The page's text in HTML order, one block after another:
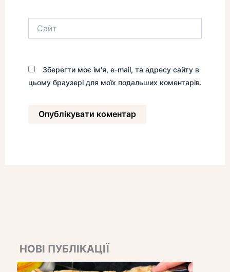
Зберегти моє ім'я, e-mail, та адресу сайту в
цьому браузері для моїх подальших коментарів.
НОВІ ПУБЛІКАЦІЇ